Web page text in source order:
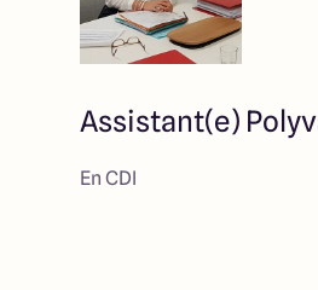
Assistant(e)
En CDI